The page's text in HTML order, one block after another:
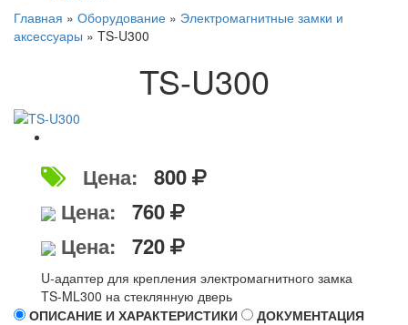
Главная » Оборудование » Электромагнитные замки и
аксессуары » TS-U300
TS-U300
Цена: 800
Цена: 760
Цена: 720
U-адаптер для крепления электромагнитного замка
TS-ML300 на стеклянную дверь
ОПИСАНИЕ И ХАРАКТЕРИСТИКИ
ДОКУМЕНТАЦИЯ